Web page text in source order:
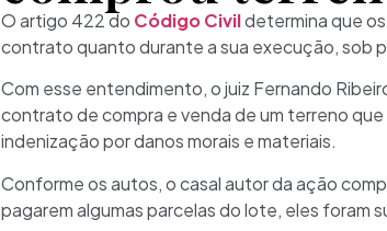
O artigo 422 do Código Civildetermina que
contrato quanto durante a sua execução, sob
Com esse entendimento, o juiz Fernando
contrato de compra e venda de um terreno
indenização por danos morais e materiais.
Conforme os autos, o casal autor da ação
pagarem algumas parcelas do lote, eles foram